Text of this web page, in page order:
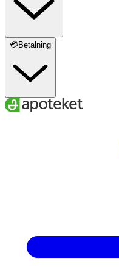
💳Betalning